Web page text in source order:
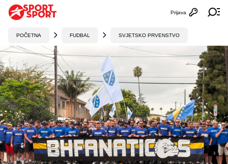
Otvori
Prijava
POČETNA FUDBAL SVJETSKO PRVENSTVO